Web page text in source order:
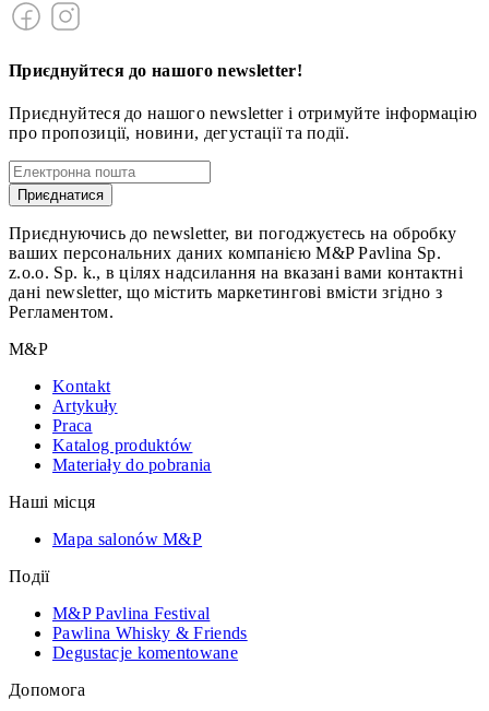
Приєднуйтеся до нашого newsletter!
Приєднуйтеся до нашого newsletter і отримуйте інформацію
про пропозиції, новини, дегустації та події.
Приєднатися
Приєднуючись до newsletter, ви погоджуєтесь на обробку
ваших персональних даних компанією M&P Pavlina Sp.
z.o.o. Sp. k., в цілях надсилання на вказані вами контактні
дані newsletter, що містить маркетингові вмісти згідно з
Регламентом.
M&P
Kontakt
Artykuły
Praca
Katalog produktów
Materiały do pobrania
Наші місця
Mapa salonów M&P
Події
M&P Pavlina Festival
Pawlina Whisky & Friends
Degustacje komentowane
Допомога